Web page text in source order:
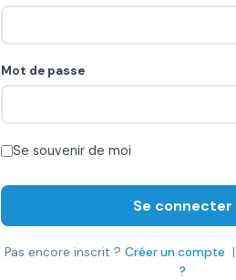
Mot de passe
Se souvenir de moi
Se connecter
Pas encore inscrit ? Créer un compte |
?